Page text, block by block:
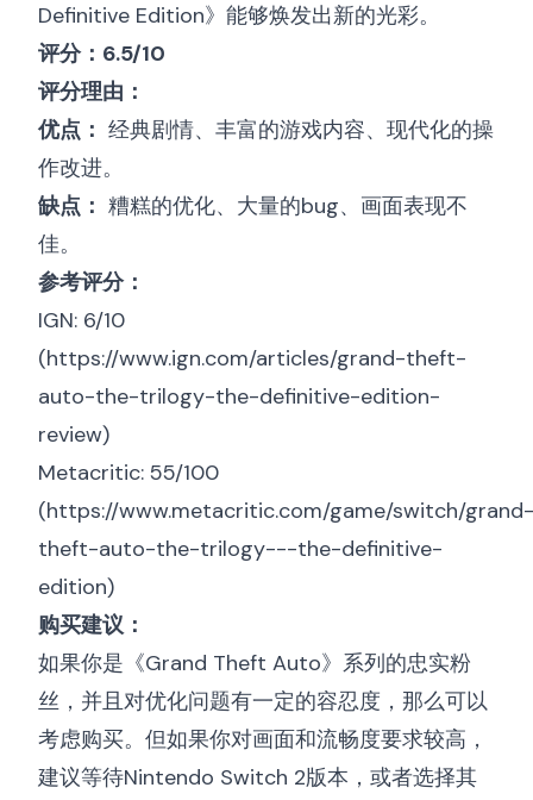
Definitive Edition》能够焕发出新的光彩。
评分：6.5/10
评分理由：
优点： 经典剧情、丰富的游戏内容、现代化的操
作改进。
缺点： 糟糕的优化、大量的bug、画面表现不
佳。
参考评分：
IGN: 6/10
(https://www.ign.com/articles/grand-theft-
auto-the-trilogy-the-definitive-edition-
review)
Metacritic: 55/100
(https://www.metacritic.com/game/switch/grand-
theft-auto-the-trilogy---the-definitive-
edition)
购买建议：
如果你是《Grand Theft Auto》系列的忠实粉
丝，并且对优化问题有一定的容忍度，那么可以
考虑购买。但如果你对画面和流畅度要求较高，
建议等待Nintendo Switch 2版本，或者选择其